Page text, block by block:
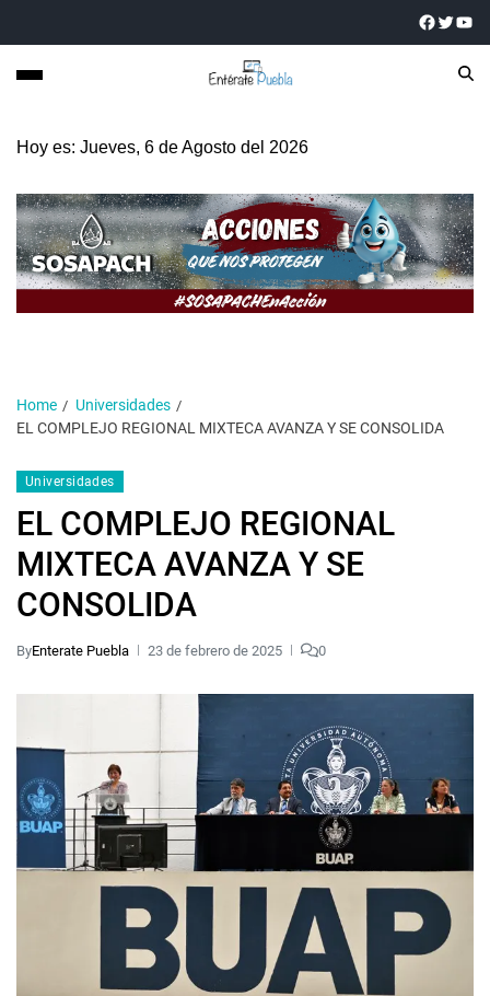
Hoy es: Jueves, 6 de Agosto del 2026
Home
Universidades
EL COMPLEJO REGIONAL MIXTECA AVANZA Y SE CONSOLIDA
Universidades
EL COMPLEJO REGIONAL
MIXTECA AVANZA Y SE
CONSOLIDA
ByEnterate Puebla 23 de febrero de 2025 0